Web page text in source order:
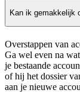
Kan ik gemakkelijk
Overstappen van
Ga wel even na
je bestaande
of hij het dossier
aan je nieuwe